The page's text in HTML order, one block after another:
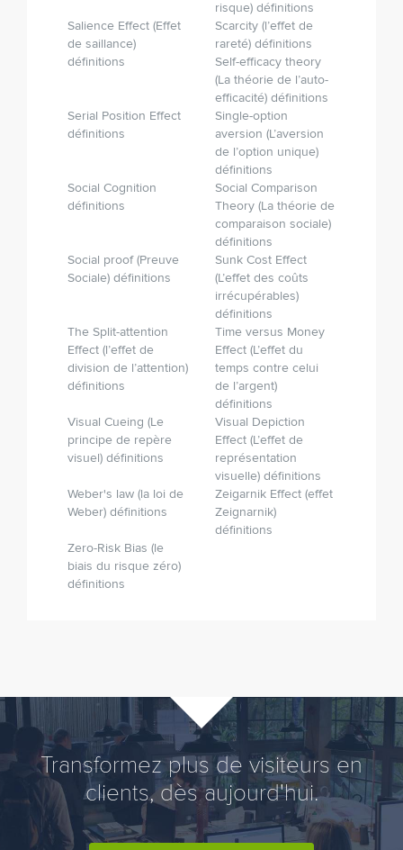
risque) définitions
Salience Effect (Effet
de saillance)
définitions
Scarcity (l’effet de
rareté) définitions
Self-efficacy theory
(La théorie de l’auto­-
efficacité) définitions
Serial Position Effect
définitions
Single-option
aversion (L’aversion
de l’option unique)
définitions
Social Cognition
définitions
Social Comparison
Theory (La théorie de
comparaison sociale)
définitions
Social proof (Preuve
Sociale) définitions
Sunk Cost Effect
(L’effet des coûts
irrécupérables)
définitions
The Split-attention
Effect (l’effet de
division de l’attention)
définitions
Time versus Money
Effect (L’effet du
temps contre celui
de l’argent)
définitions
Visual Cueing (Le
principe de repère
visuel) définitions
Visual Depiction
Effect (L’effet de
représentation
visuelle) définitions
Weber's law (la loi de
Weber) définitions
Zeigarnik Effect (effet
Zeignarnik)
définitions
Zero-Risk Bias (le
biais du risque zéro)
définitions
Transformez plus de visiteurs en
clients, dès aujourd'hui.